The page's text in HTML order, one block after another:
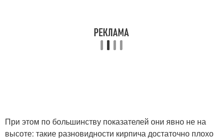
При этом по большинству показателей они явно не на
высоте: такие разновидности кирпича достаточно плохо